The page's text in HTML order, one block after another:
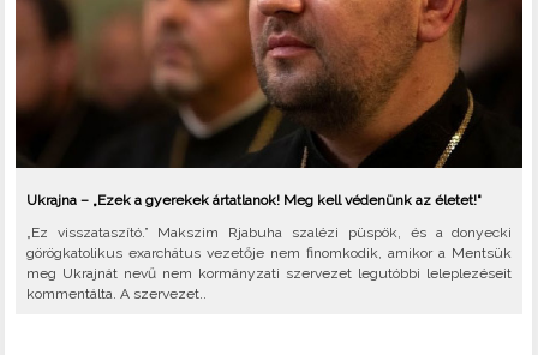
Ukrajna – „Ezek a gyerekek ártatlanok! Meg kell védenünk az életet!"
„Ez visszataszító.” Makszim Rjabuha szalézi püspök, és a donyecki
görögkatolikus exarchátus vezetője nem finomkodik, amikor a Mentsük
meg Ukrajnát nevű nem kormányzati szervezet legutóbbi leleplezéseit
kommentálta. A szervezet..